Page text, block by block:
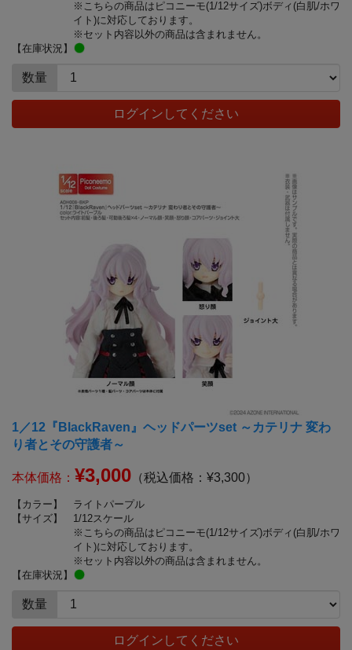
※こちらの商品はピコニーモ(1/12サイズ)ボディ(白肌/ホワ
イト)に対応しております。
※セット内容以外の商品は含まれません。
【在庫状況】
数量
ログインしてください
1／12『BlackRaven』ヘッドパーツset ～カテリナ 変わ
り者とその守護者～
本体価格： ¥3,000 （税込価格：¥3,300）
【カラー】
ライトパープル
【サイズ】
1/12スケール
※こちらの商品はピコニーモ(1/12サイズ)ボディ(白肌/ホワ
イト)に対応しております。
※セット内容以外の商品は含まれません。
【在庫状況】
数量
ログインしてください